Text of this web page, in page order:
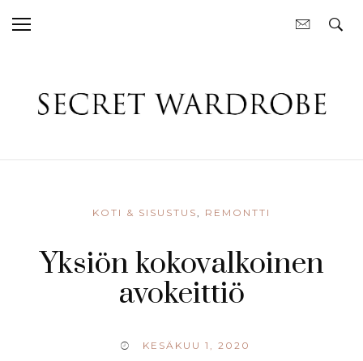
KOTI & SISUSTUS REMONTTI
Yksiön kokovalkoinen
avokeittiö
KESÄKUU 1, 2020